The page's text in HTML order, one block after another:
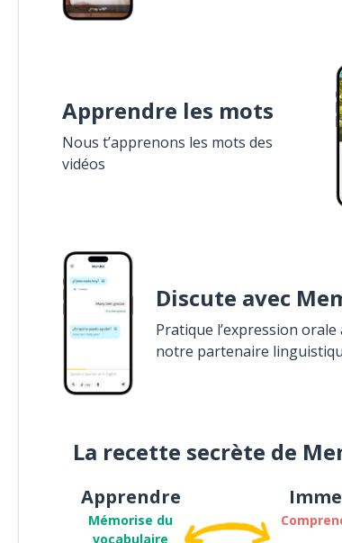
Apprendre les mots
Nous t’apprenons les mots des
vidéos
Discute avec
Pratique l’expression orale
notre partenaire
La recette secrète de
Apprendre
Mémorise du
vocabulaire